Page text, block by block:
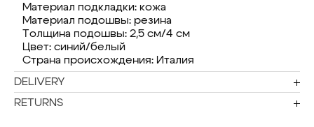
Материал подкладки: кожа
Материал подошвы: резина
Толщина подошвы: 2,5 см/4 см
Цвет: синий/белый
Страна происхождения: Италия
DELIVERY
RETURNS